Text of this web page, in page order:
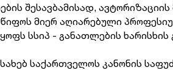
შესავბამისად,
მიერ აღიარებული
სსიპ - განათლების
საქართველოს კანონის